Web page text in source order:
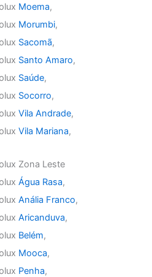
Moema,
Morumbi,
Sacomã,
Santo Amaro,
Saúde,
Socorro,
Vila Andrade,
Vila Mariana,
Zona Leste
Água Rasa,
Anália Franco,
Aricanduva,
Belém,
Mooca,
Penha,